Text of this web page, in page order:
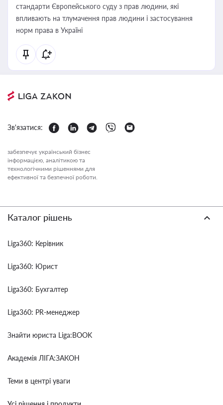
стандарти Європейського суду з прав людини, які
впливають на тлумачення прав людини і застосування
норм права в Україні
Зв'язатися:
забезпечує український бізнес
інформацією, аналітикою та
технологічними рішеннями для
ефективної та безпечної роботи.
Каталог рішень
Liga360: Керівник
Liga360: Юрист
Liga360: Бухгалтер
Liga360: PR-менеджер
Знайти юриста Liga:BOOK
Академія ЛІГА:ЗАКОН
Теми в центрі уваги